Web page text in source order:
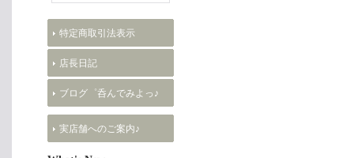
特定商取引法表示
店長日記
ブログ゜呑んでみよっ♪
実店舗へのご案内♪